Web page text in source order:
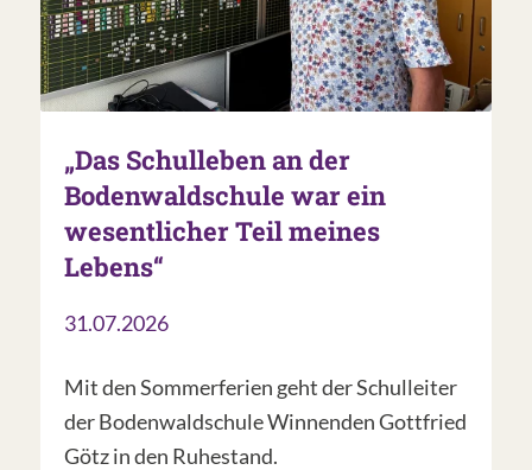
„Das Schulleben an der
Bodenwaldschule war ein
wesentlicher Teil meines
Lebens“
31.07.2026
Mit den Sommerferien geht der Schulleiter
der Bodenwaldschule Winnenden Gottfried
Götz in den Ruhestand.